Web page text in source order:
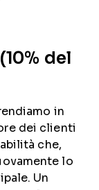
del
in
dei clienti
che,
lo
Un